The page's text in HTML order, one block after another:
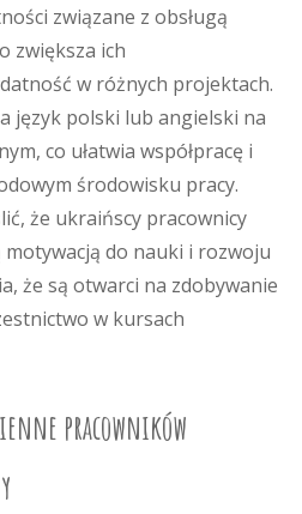
związane z obsługą
zwiększa ich
w różnych projektach.
język polski lub angielski na
co ułatwia współpracę i
środowisku pracy.
że ukraińscy pracownicy
do nauki i rozwoju
że są otwarci na zdobywanie
w kursach
pracowników